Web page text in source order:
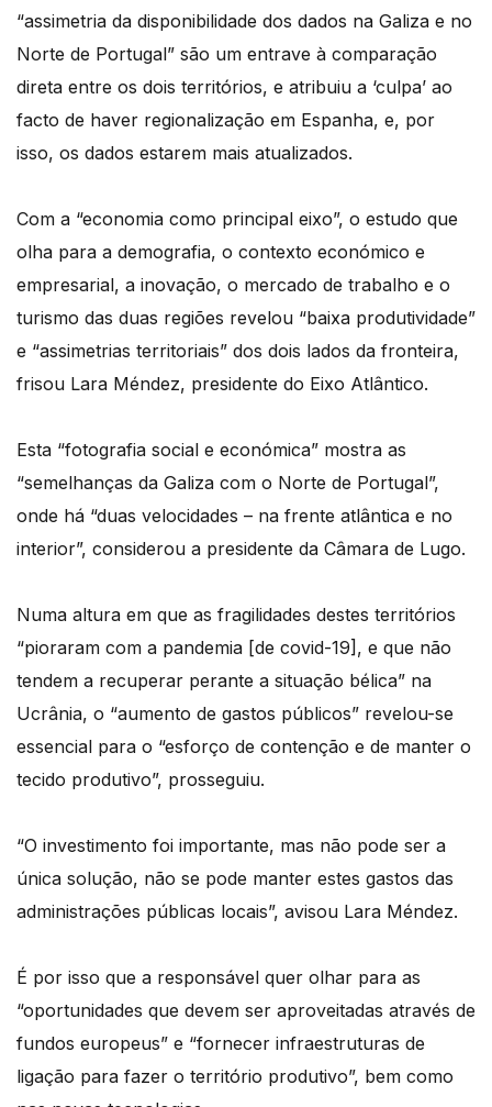
“assimetria da disponibilidade dos dados na Galiza e no
Norte de Portugal” são um entrave à comparação
direta entre os dois territórios, e atribuiu a ‘culpa’ ao
facto de haver regionalização em Espanha, e, por
isso, os dados estarem mais atualizados.
Com a “economia como principal eixo”, o estudo que
olha para a demografia, o contexto económico e
empresarial, a inovação, o mercado de trabalho e o
turismo das duas regiões revelou “baixa produtividade”
e “assimetrias territoriais” dos dois lados da fronteira,
frisou Lara Méndez, presidente do Eixo Atlântico.
Esta “fotografia social e económica” mostra as
“semelhanças da Galiza com o Norte de Portugal”,
onde há “duas velocidades – na frente atlântica e no
interior”, considerou a presidente da Câmara de Lugo.
Numa altura em que as fragilidades destes territórios
“pioraram com a pandemia [de covid-19], e que não
tendem a recuperar perante a situação bélica” na
Ucrânia, o “aumento de gastos públicos” revelou-se
essencial para o “esforço de contenção e de manter o
tecido produtivo”, prosseguiu.
“O investimento foi importante, mas não pode ser a
única solução, não se pode manter estes gastos das
administrações públicas locais”, avisou Lara Méndez.
É por isso que a responsável quer olhar para as
“oportunidades que devem ser aproveitadas através de
fundos europeus” e “fornecer infraestruturas de
ligação para fazer o território produtivo”, bem como